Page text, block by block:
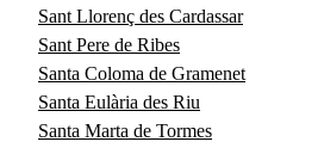
Sant Llorenç des Cardassar
Sant Pere de Ribes
Santa Coloma de Gramenet
Santa Eulària des Riu
Santa Marta de Tormes